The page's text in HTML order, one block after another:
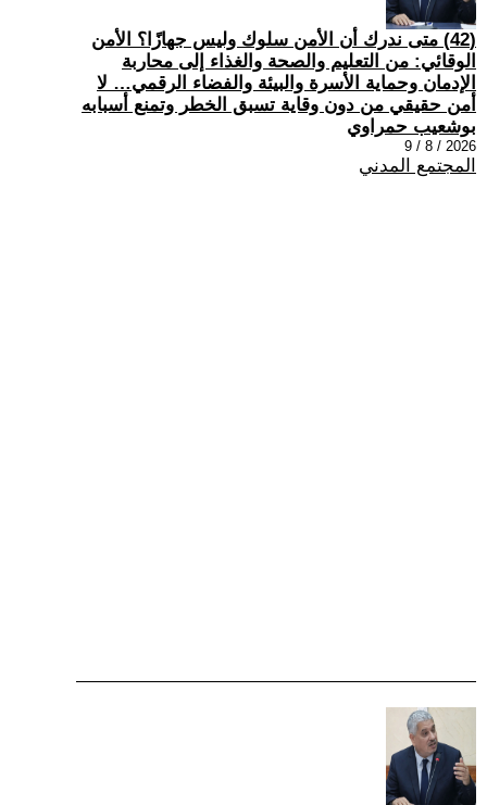
(42) متى ندرك أن الأمن سلوك وليس جهازًا؟ الأمن
الوقائي: من التعليم والصحة والغذاء إلى محاربة
الإدمان وحماية الأسرة والبيئة والفضاء الرقمي… لا
أمن حقيقي من دون وقاية تسبق الخطر وتمنع أسبابه
بوشعيب حمراوي
2026 / 8 / 9
المجتمع المدني